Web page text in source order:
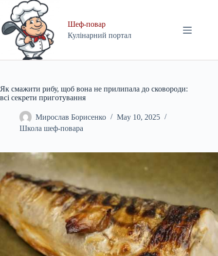
content
Шеф-повар
Кулінарний портал
Як смажити рибу, щоб вона не прилипала до сковороди:
всі секрети приготування
Мирослав Борисенко
May 10, 2025
Школа шеф-повара